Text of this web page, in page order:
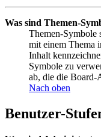
Was sind Themen-
Themen-Symbole
mit einem Thema
Inhalt
Symbole zu
ab, die die Board-
Nach oben
Benutzer-